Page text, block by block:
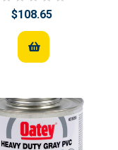
$108.65